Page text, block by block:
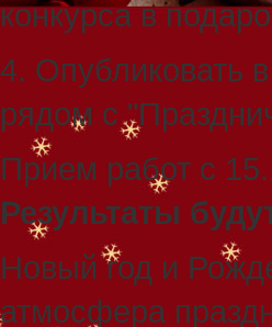
конкурса в
4. Опубликовать
рядом с
Прием работ с
Результаты
Новый год и
атмосфера